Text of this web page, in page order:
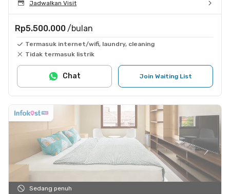
Jadwalkan Visit
Rp5.500.000 /bulan
Termasuk internet/wifi, laundry, cleaning
Tidak termasuk listrik
Join Waiting List
Chat
Sedang penuh